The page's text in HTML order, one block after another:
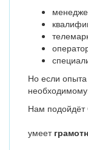
Но если
Нам подойдёт
умеет